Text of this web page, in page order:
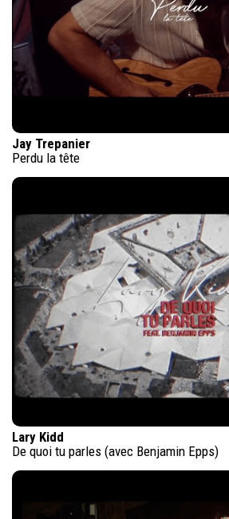
Jay Trepanier
Perdu la tête
Lary Kidd
De quoi tu parles (avec Benjamin Epps)